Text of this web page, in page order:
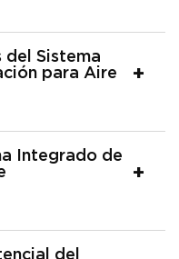
del Sistema
para Aire
Integrado de
del